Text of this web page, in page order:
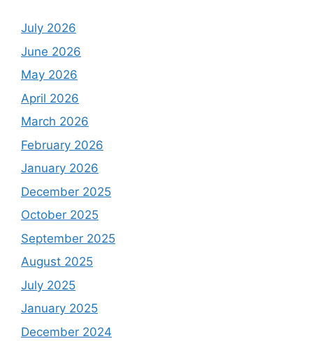
July 2026
June 2026
May 2026
April 2026
March 2026
February 2026
January 2026
December 2025
October 2025
September 2025
August 2025
July 2025
January 2025
December 2024